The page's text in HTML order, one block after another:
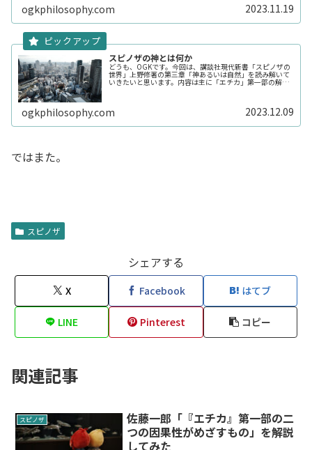
ogkphilosophy.com 2023.11.19
スピノザの神とは何か
どうも、OGKです。今回は、講談社現代新書「スピノザの
世界」上野修著の第三章「神あるいは自然」を読み解いて
いきたいと思います。内容は主に「エチカ」第一部の解説
ogkphilosophy.com 2023.12.09
ではまた。
スピノザ
シェアする
X Facebook はてブ
LINE Pinterest コピー
関連記事
スピノザ
佐藤一郎「『エチカ』第一部の二
つの因果性がめざすもの」を解説
してみた